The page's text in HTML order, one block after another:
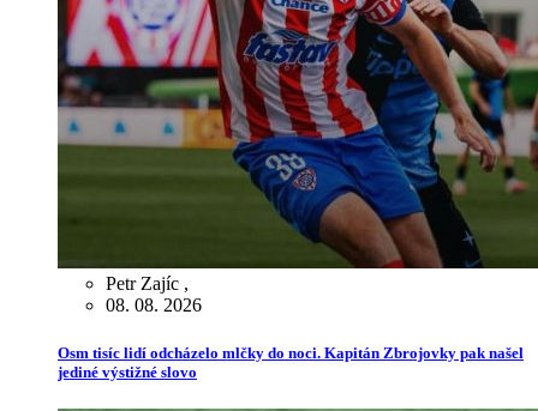
Petr Zajíc ,
08. 08. 2026
Osm tisíc lidí odcházelo mlčky do noci. Kapitán Zbrojovky pak našel
jediné výstižné slovo